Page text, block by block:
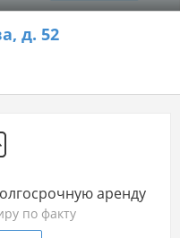
д. 52
аренду
по факту